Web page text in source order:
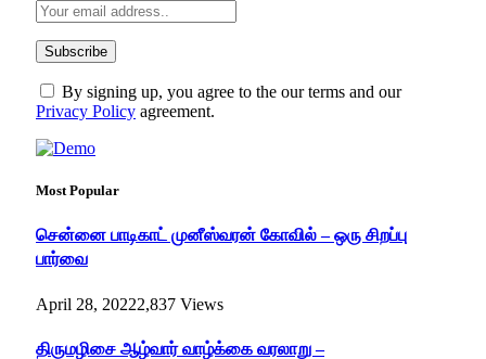
By signing up, you agree to the our terms and our
Privacy Policy agreement.
Most Popular
சென்னை பாடிகாட் முனீஸ்வரன் கோவில் – ஒரு சிறப்பு
பார்வை
April 28, 20222,837 Views
திருமழிசை ஆழ்வார் வாழ்க்கை வரலாறு –